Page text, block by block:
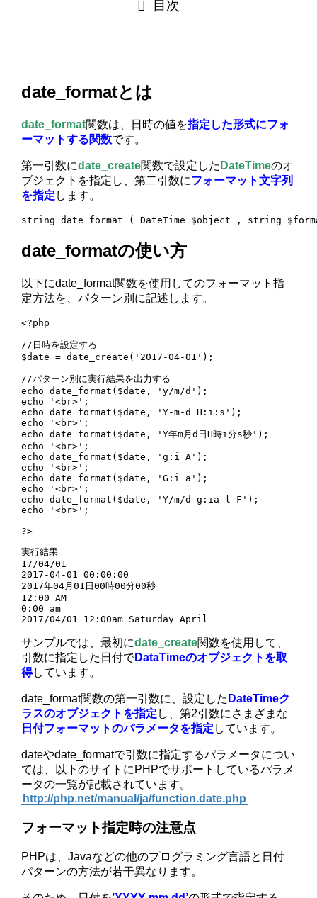
目次
date_formatとは
date_format関数は、日時の値を指定した形式にフォ
ーマットする関数です。
第一引数にdate_create関数で設定した DateTimeのオ
ブジェクトを指定し、第二引数にフォーマット文字列
を指定 します。
string date_format ( DateTime $object , string
date_formatの使い方
以下にdate_format関数を使用してのフォーマット指
定方法を、パターン別に記述します。
<?php
//日時を設定する
$date = date_create('2017-04-01');
//パターン別に実行結果を出力する
echo date_format($date, 'y/m/d');
echo '<br>';
echo date_format($date, 'Y-m-d H:i:s');
echo '<br>';
echo date_format($date, 'Y年m月d日H時i分s秒');
echo '<br>';
echo date_format($date, 'g:i A');
echo '<br>';
echo date_format($date, 'G:i a');
echo '<br>';
echo date_format($date, 'Y/m/d g:ia l F');
echo '<br>';
?>
実行結果
17/04/01
2017-04-01 00:00:00
2017年04月01日00時00分00秒
12:00 AM
0:00 am
2017/04/01 12:00am Saturday April
サンプルでは、最初にdate_create関数を使用して、
引数に指定した日付でDataTimeのオブジェクトを取
得しています。
date_format関数の第一引数に、設定した DateTimeク
ラスのオブジェクトを指定 し、第2引数にさまざまな
日付フォーマットのパラメータを指定 しています。
dateやdate_formatで引数に指定するパラメータについ
ては、以下のサイトにPHPでサポートしているパラメ
ータの一覧が記載されています。
http://php.net/manual/ja/function.date.php
フォーマット指定時の注意点
PHPは、Javaなどの他のプログラミング言語と日付
パターンの方法が若干異なります。